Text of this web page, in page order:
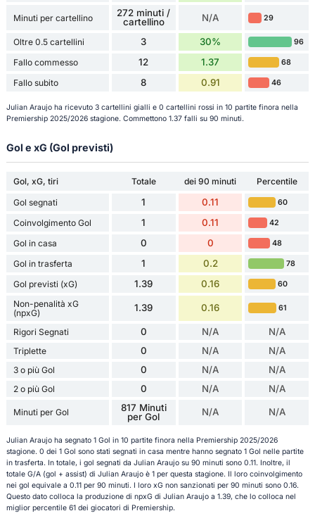
Minuti per cartellino
272 minuti /
cartellino
N/A 29
Oltre 0.5 cartellini 3 30% 96
Fallo commesso 12 1.37 68
Fallo subito 8 0.91 46
Julian Araujo ha ricevuto 3 cartellini gialli e 0 cartellini rossi in 10 partite finora nella
Premiership 2025/2026 stagione. Commettono 1.37 falli su 90 minuti.
Gol e xG (Gol previsti)
Gol, xG, tiri Totale dei 90 minuti
Percentile
Gol segnati
1 0.11 60
Coinvolgimento Gol 1 0.11 42
Gol in casa 0 0 48
Gol in trasferta 1 0.2 78
Gol previsti (xG) 1.39 0.16 60
Non-penalità xG
(npxG)
1.39 0.16 61
Rigori Segnati 0 N/A N/A
Triplette 0 N/A N/A
3 o più Gol 0 N/A N/A
2 o più Gol 0 N/A N/A
Minuti per Gol
817 Minuti
per Gol
N/A N/A
Julian Araujo ha segnato 1 Gol in 10 partite finora nella Premiership 2025/2026
stagione. 0 dei 1 Gol sono stati segnati in casa mentre hanno segnato 1 Gol nelle partite
in trasferta. In totale, i gol segnati da Julian Araujo su 90 minuti sono 0.11. Inoltre, il
totale G/A (gol + assist) di Julian Araujo è 1 per questa stagione. Il loro coinvolgimento
nei gol equivale a 0.11 per 90 minuti. I loro xG non sanzionati per 90 minuti sono 0.16.
Questo dato colloca la produzione di npxG di Julian Araujo a 1.39, che lo colloca nel
miglior percentile 61 dei giocatori di Premiership.